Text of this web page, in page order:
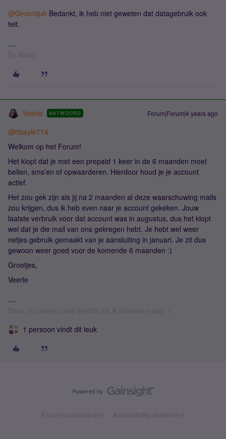
@Groentjuh Bedankt, ik heb niet geweten dat datagebruik ook
telt.
Ex-Klant
Veerle ANTWOORD Forum|Forum|4 years ago
@hbayle714
Welkom op het Forum!
Het klopt dat je met een prepaid 1 keer in de 6 maanden moet
bellen, sms’en of opwaarderen. Hierdoor houd je je account
actief.
Het zou gek zijn als jij na 2 maanden al deze waarschuwing mails
zou krijgen, dus ik heb even naar je account gekeken. Jouw
laatste verbruik voor dat account was in augustus, dus het klopt
wel dat je die mail van ons gekregen hebt. Je hebt wel weer
netjes gebruik gemaakt van je aansluiting in januari. Je zit dus
gewoon weer goed voor de komende 6 maanden :)
Groetjes,
Veerle
1 persoon vindt dit leuk
Forumvoorwaarden Accessibility statement